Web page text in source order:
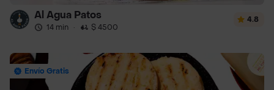
Al Agua Patos
14 min · $ 4500
4.8
Envío Gratis